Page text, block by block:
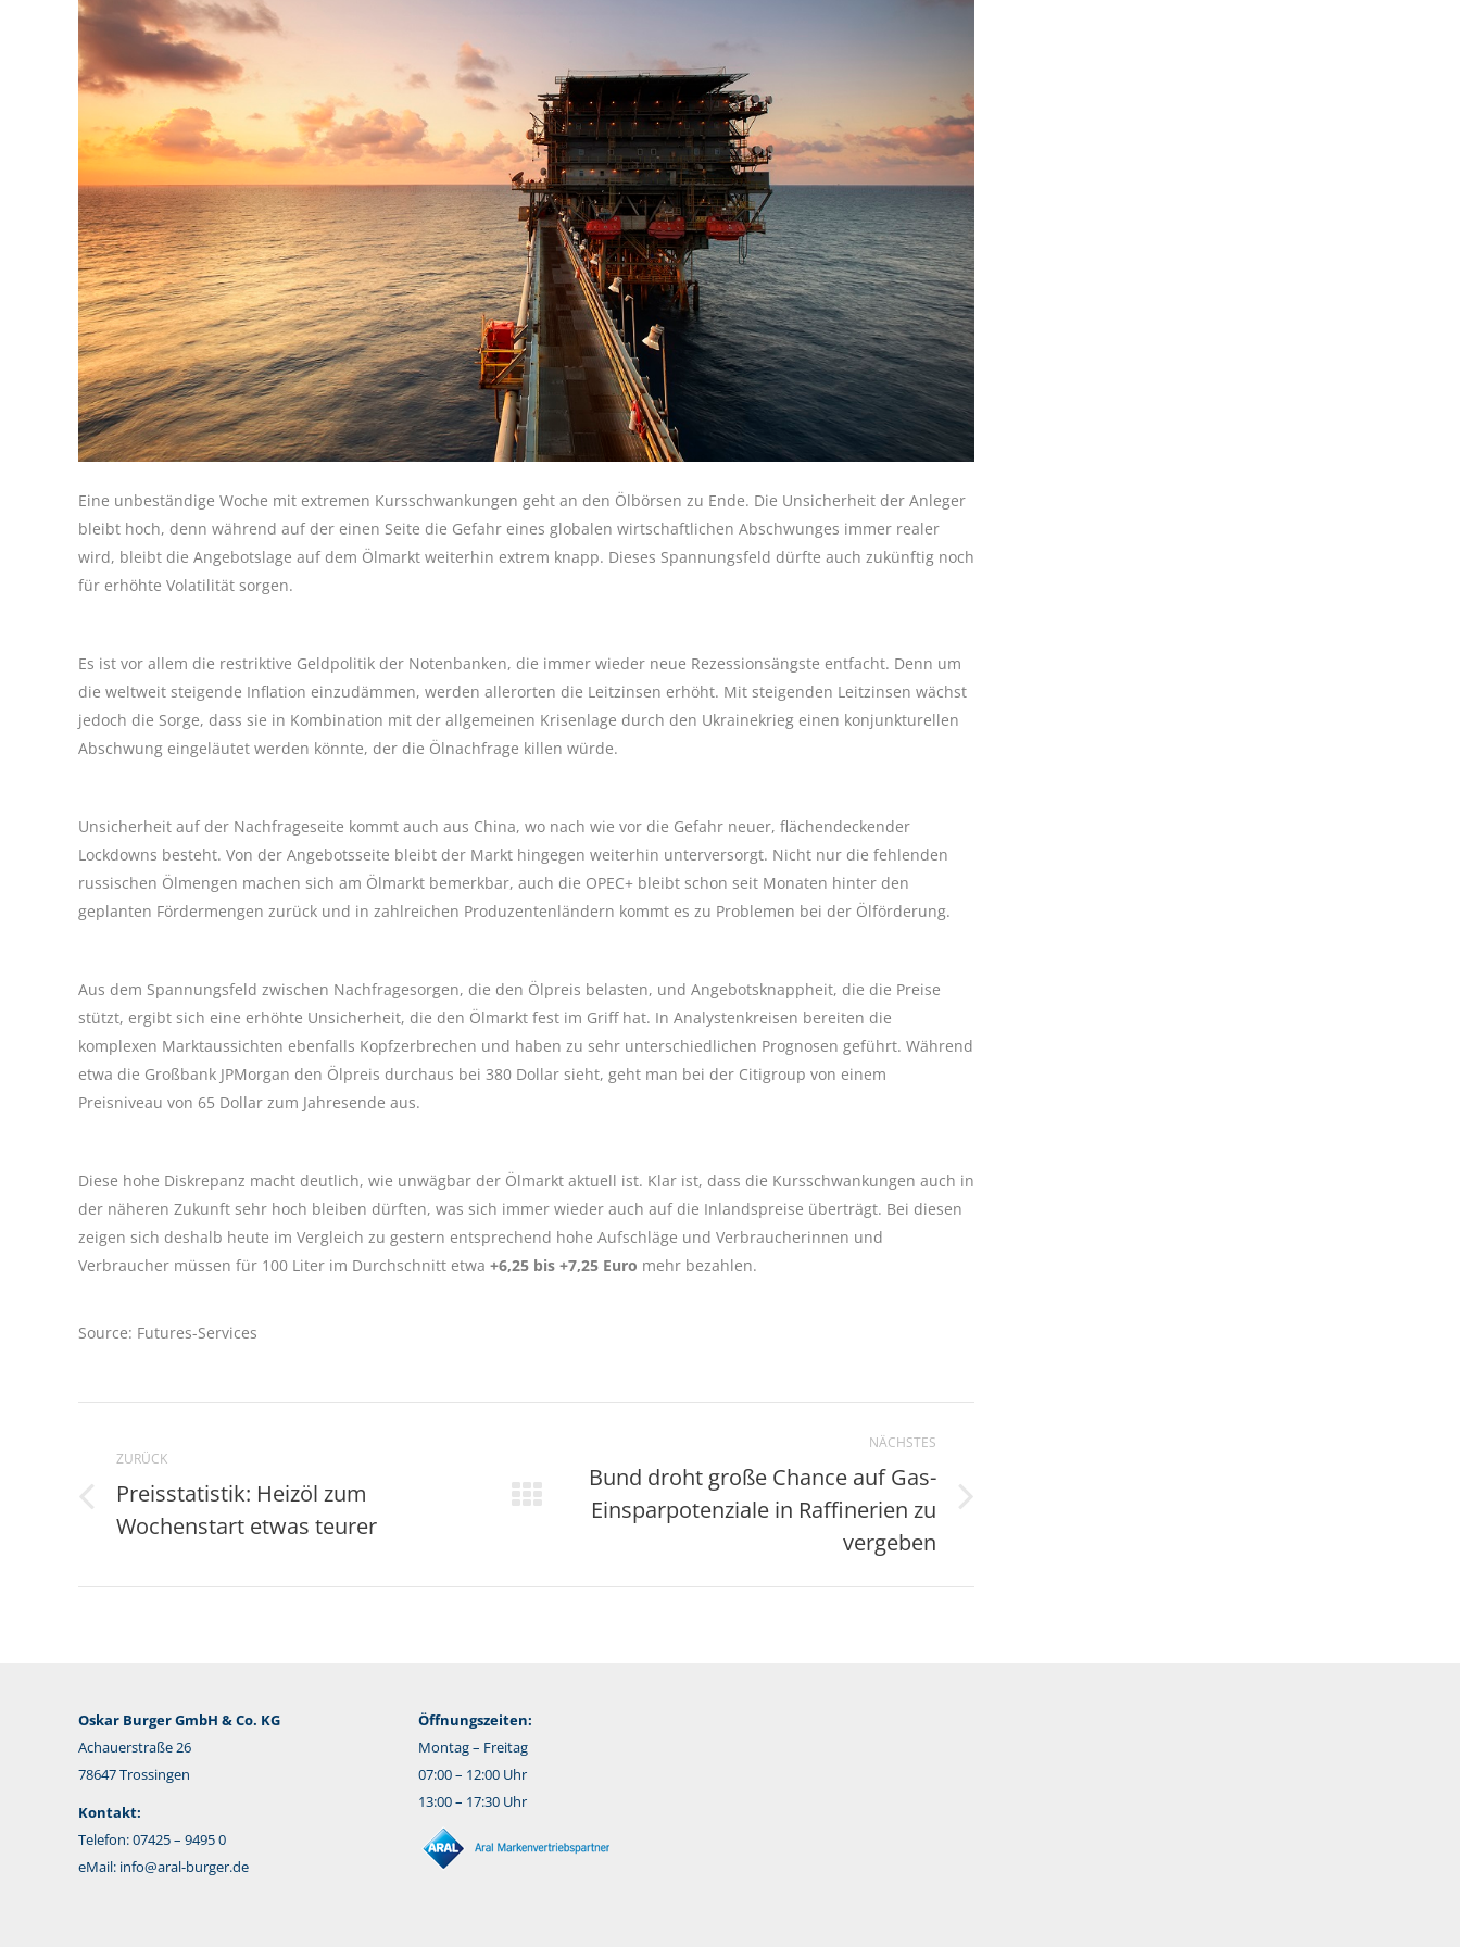
Eine unbeständige Woche mit extremen Kursschwankungen geht an den Ölbörsen zu Ende. Die Unsicherheit der Anleger
bleibt hoch, denn während auf der einen Seite die Gefahr eines globalen wirtschaftlichen Abschwunges immer realer
wird, bleibt die Angebotslage auf dem Ölmarkt weiterhin extrem knapp. Dieses Spannungsfeld dürfte auch zukünftig noch
für erhöhte Volatilität sorgen.
Es ist vor allem die restriktive Geldpolitik der Notenbanken, die immer wieder neue Rezessionsängste entfacht. Denn um
die weltweit steigende Inflation einzudämmen, werden allerorten die Leitzinsen erhöht. Mit steigenden Leitzinsen wächst
jedoch die Sorge, dass sie in Kombination mit der allgemeinen Krisenlage durch den Ukrainekrieg einen konjunkturellen
Abschwung eingeläutet werden könnte, der die Ölnachfrage killen würde.
Unsicherheit auf der Nachfrageseite kommt auch aus China, wo nach wie vor die Gefahr neuer, flächendeckender
Lockdowns besteht. Von der Angebotsseite bleibt der Markt hingegen weiterhin unterversorgt. Nicht nur die fehlenden
russischen Ölmengen machen sich am Ölmarkt bemerkbar, auch die OPEC+ bleibt schon seit Monaten hinter den
geplanten Fördermengen zurück und in zahlreichen Produzentenländern kommt es zu Problemen bei der Ölförderung.
Aus dem Spannungsfeld zwischen Nachfragesorgen, die den Ölpreis belasten, und Angebotsknappheit, die die Preise
stützt, ergibt sich eine erhöhte Unsicherheit, die den Ölmarkt fest im Griff hat. In Analystenkreisen bereiten die
komplexen Marktaussichten ebenfalls Kopfzerbrechen und haben zu sehr unterschiedlichen Prognosen geführt. Während
etwa die Großbank JPMorgan den Ölpreis durchaus bei 380 Dollar sieht, geht man bei der Citigroup von einem
Preisniveau von 65 Dollar zum Jahresende aus.
Diese hohe Diskrepanz macht deutlich, wie unwägbar der Ölmarkt aktuell ist. Klar ist, dass die Kursschwankungen auch in
der näheren Zukunft sehr hoch bleiben dürften, was sich immer wieder auch auf die Inlandspreise überträgt. Bei diesen
zeigen sich deshalb heute im Vergleich zu gestern entsprechend hohe Aufschläge und Verbraucherinnen und
Verbraucher müssen für 100 Liter im Durchschnitt etwa +6,25 bis +7,25 Euro mehr bezahlen.
Source: Futures-Services
ZURÜCK
Vorheriger
Beitrag:
Preisstatistik: Heizöl zum
Wochenstart etwas teurer
NÄCHSTES
Nächster
Bund droht große Chance auf Gas-
Einsparpotenziale in Raffinerien zu
vergeben
Oskar Burger GmbH & Co. KG
Achauerstraße 26
78647 Trossingen
Kontakt:
Telefon: 07425 – 9495 0
eMail: info@aral-burger.de
Öffnungszeiten:
Montag – Freitag
07:00 – 12:00 Uhr
13:00 – 17:30 Uhr